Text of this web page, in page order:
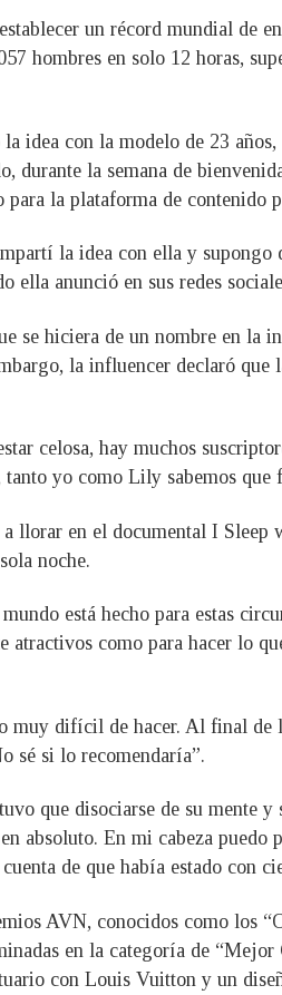
un récord mundial de
hombres en solo 12 horas,
idea con la modelo de 23
durante la semana de
la plataforma de contenido
la idea con ella y
ella anunció en sus redes
hiciera de un nombre en la
la influencer declaró
celosa, hay muchos
yo como Lily sabemos que
en el documental I Sleep
noche.
está hecho para estas
como para hacer lo
muy difícil de hacer. Al final de
sé si lo recomendaría”.
que disociarse de su mente
En mi cabeza puedo
de que había estado con
AVN, conocidos como los
en la categoría de
con Louis Vuitton y un